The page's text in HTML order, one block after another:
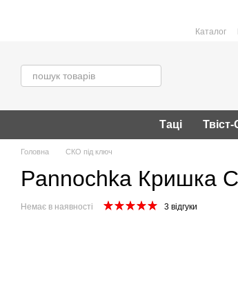
Каталог
Таці
Головна СКО під ключ
Pannochka Кришка
Немає в наявності 3 відгуки